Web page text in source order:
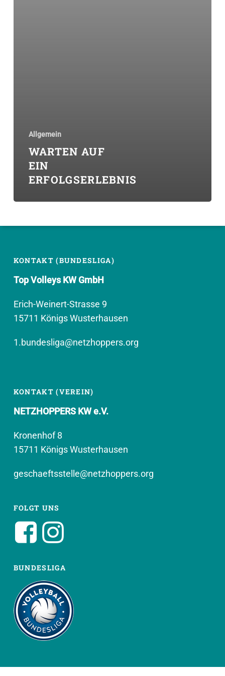
Allgemein
WARTEN AUF
EIN
ERFOLGSERLEBNIS
KONTAKT (BUNDESLIGA)
Top Volleys KW GmbH
Erich-Weinert-Strasse 9
15711 Königs Wusterhausen
1.bundesliga@netzhoppers.org
KONTAKT (VEREIN)
NETZHOPPERS KW e.V.
Kronenhof 8
15711 Königs Wusterhausen
geschaeftsstelle@netzhoppers.org
FOLGT UNS
BUNDESLIGA